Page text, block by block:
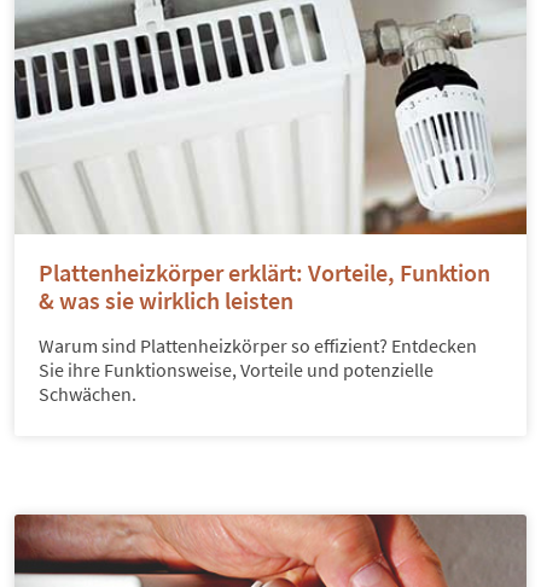
Plattenheizkörper erklärt: Vorteile, Funktion
& was sie wirklich leisten
Warum sind Plattenheizkörper so effizient? Entdecken
Sie ihre Funktionsweise, Vorteile und potenzielle
Schwächen.